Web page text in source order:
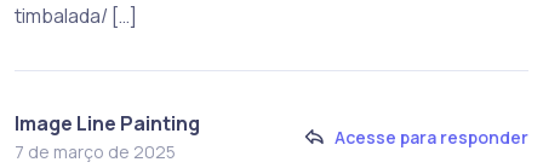
timbalada/ […]
Image Line Painting
7 de março de 2025
Acesse para responder